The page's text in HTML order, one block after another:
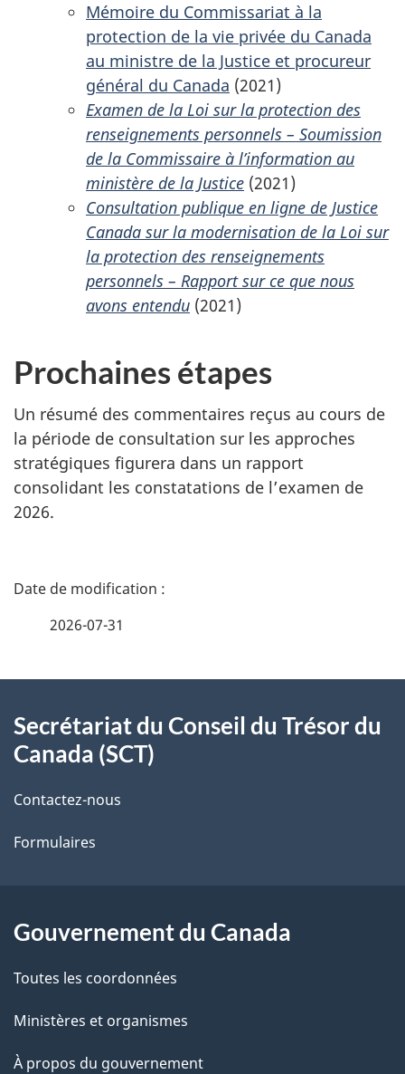
Mémoire du Commissariat à la
protection de la vie privée du Canada
au ministre de la Justice et procureur
général du Canada (2021)
Examen de la Loi sur la protection des
renseignements personnels – Soumission
de la Commissaire à l’information au
ministère de la Justice (2021)
Consultation publique en ligne de Justice
Canada sur la modernisation de la Loi sur
la protection des renseignements
personnels – Rapport sur ce que nous
avons entendu (2021)
Prochaines étapes
Un résumé des commentaires reçus au cours de
la période de consultation sur les approches
stratégiques figurera dans un rapport
consolidant les constatations de l’examen de
2026.
D
i
s
d
l
a
p
a
2026-07-31
propos
ce
site
Secrétariat du Conseil du Trésor du
Canada (SCT)
Contactez-nous
Formulaires
Gouvernement du Canada
Toutes les coordonnées
Ministères et organismes
À propos du gouvernement